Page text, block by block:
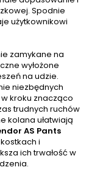
Spodnie
użytkownikowi
zamykane na
wyłożone
na udzie.
niezbędnych
kroku znacząco
trudnych ruchów
kolana ułatwiają
AS Pants
i
ich trwałość w